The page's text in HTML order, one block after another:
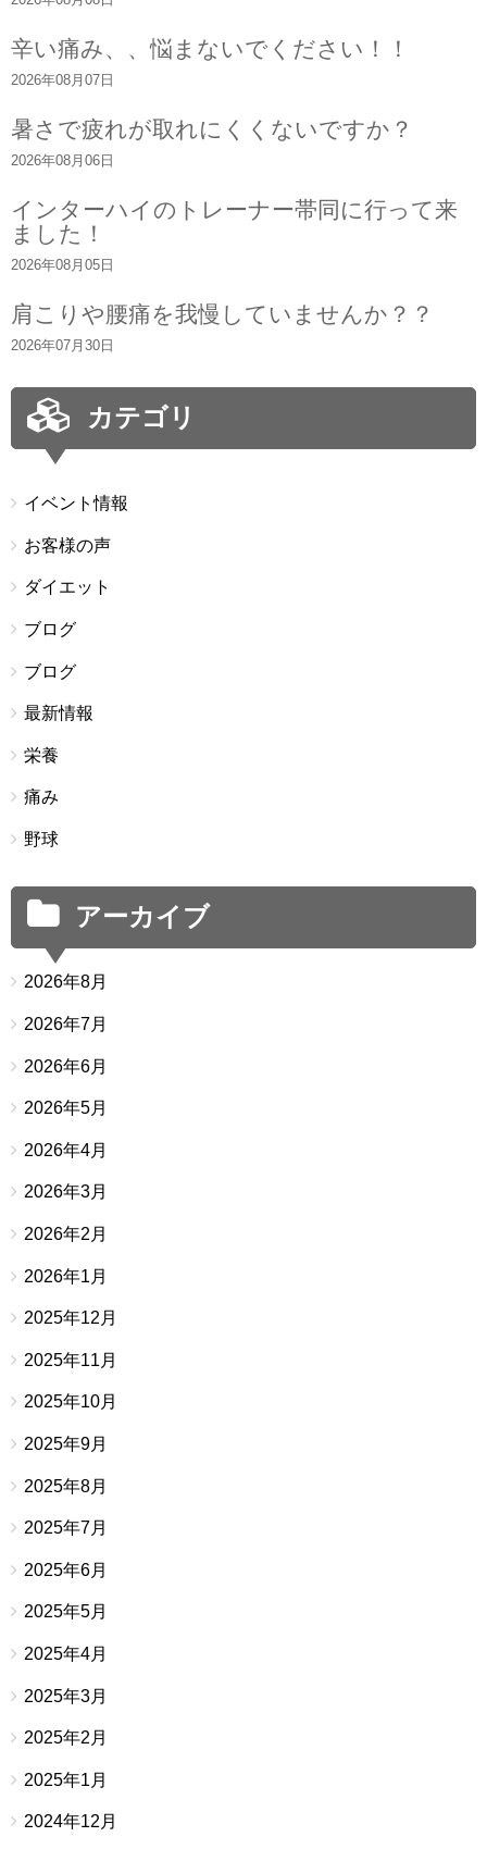
辛い痛み、、悩まないでください！！
2026年08月07日
暑さで疲れが取れにくくないですか？
2026年08月06日
インターハイのトレーナー帯同に行って来
ました！
2026年08月05日
肩こりや腰痛を我慢していませんか？？
2026年07月30日
カテゴリ
イベント情報
お客様の声
ダイエット
ブログ
ブログ
最新情報
栄養
痛み
野球
アーカイブ
2026年8月
2026年7月
2026年6月
2026年5月
2026年4月
2026年3月
2026年2月
2026年1月
2025年12月
2025年11月
2025年10月
2025年9月
2025年8月
2025年7月
2025年6月
2025年5月
2025年4月
2025年3月
2025年2月
2025年1月
2024年12月